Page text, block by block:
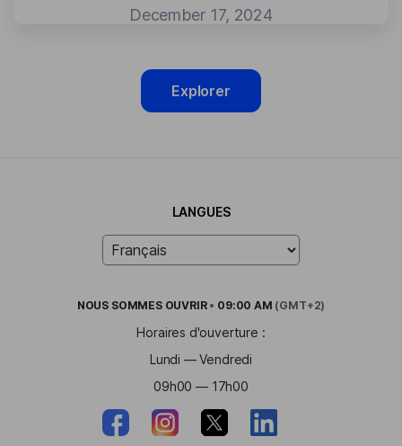
December 17, 2024
Explorer
LANGUES
NOUS SOMMES OUVRIR • 09:00 AM (GMT+2)
Horaires d'ouverture :
Lundi — Vendredi
09h00 — 17h00